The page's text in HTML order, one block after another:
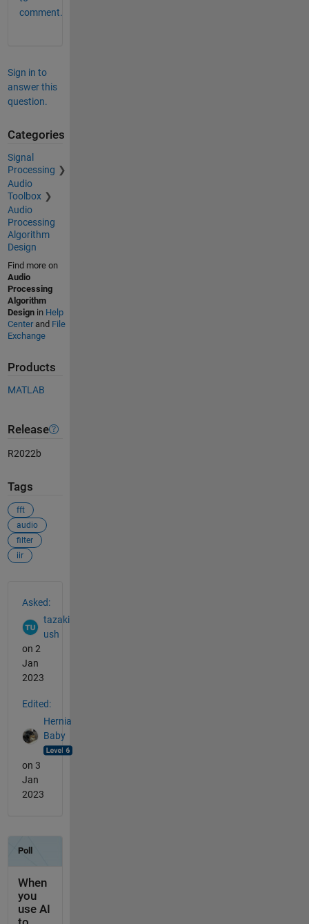
comment.
Sign in to
answer this
question.
Categories
Signal
Processing
Audio
Toolbox
Audio
Processing
Algorithm
Design
Find more on
Audio
Processing
Algorithm
Designin Help
Centerand File
Exchange
Products
MATLAB
Release
R2022b
Tags
fft
audio
filter
iir
Asked:
tazaki
ush
on 2
Jan
2023
Edited:
Hernia
Baby
on 3
Jan
2023